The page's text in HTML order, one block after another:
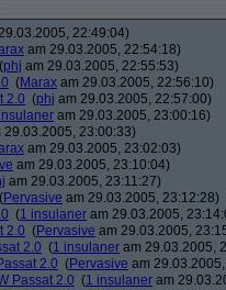
22:49:04)
am 29.03.2005, 22:54:18)
(phj am 29.03.2005, 22:55:53)
(Marax am 29.03.2005, 22:56:10)
2.0 (phj am 29.03.2005, 22:57:00)
am 29.03.2005, 23:00:16)
29.03.2005, 23:00:33)
am 29.03.2005, 23:02:03)
am 29.03.2005, 23:10:04)
am 29.03.2005, 23:11:27)
(Pervasive am 29.03.2005, 23:12:28)
(1 insulaner am 29.03.2005,
2.0 (Pervasive am 29.03.2005,
2.0 (1 insulaner am 29.03.2005,
2.0 (Pervasive am
Passat 2.0 (1 insulaner am